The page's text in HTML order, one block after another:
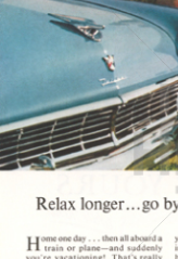
HERTZ
Hertz